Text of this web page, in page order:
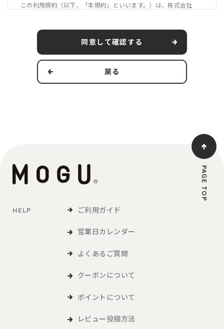
この利用規約（以下、「本規約」といいます。）は、株式会社
ンショップ「MOGUストア 本店」（https://mogustore.jp 以
下、「本サービス」といいます。）の利用条件を定めるもので
本規約の適用範囲および変更
規約を変更する必要が生じた場合には、適用法令に従い、本
規約を変更することができます。この場合、当社は、本サイ
トへの掲載等の方法により、本規約を変更する旨、変更後の
本規約の内容および変更の効力発生日を利用者に通知しま
「利用者」とは、本サービスの閲覧または本サービスによる商品
の購入など、本サービスの利用を行う方をいいます。
および各種サービスをいい、販促品を含みます。。
1．利用者は、本規約に同意の上、本規約および当社が別途定める
同意して確認する
戻る
HELP ご利用ガイド
営業日カレンダー
よくあるご質問
クーポンについて
ポイントについて
レビュー投稿方法
PAGE TOP